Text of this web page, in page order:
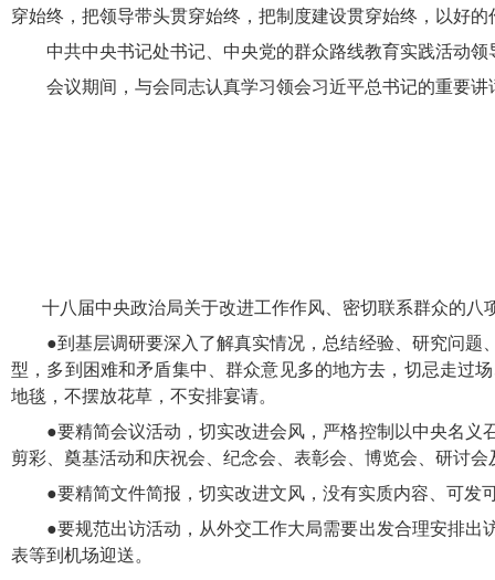
穿始终，把领导带头贯穿始终，把制度建设贯穿始终，以好
中共中央书记处书记、中央党的群众路线教育实践活动
会议期间，与会同志认真学习领会习近平总书记的重要
十八届中央政治局关于改进工作作风、密切联系群众的八
●到基层调研要深入了解真实情况，总结经验、研究问
型，多到困难和矛盾集中、群众意见多的地方去，切忌走过
地毯，不摆放花草，不安排宴请。
●要精简会议活动，切实改进会风，严格控制以中央名
剪彩、奠基活动和庆祝会、纪念会、表彰会、博览会、研讨
●要精简文件简报，切实改进文风，没有实质内容、可发
●要规范出访活动，从外交工作大局需要出发合理安排
表等到机场迎送。